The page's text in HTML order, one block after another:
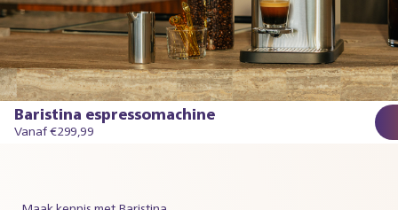
Baristina espressomachine
Vanaf €299,99